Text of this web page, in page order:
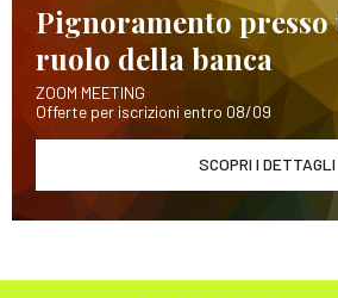
Pignoramento presso
ruolo della banca
ZOOM MEETING
Offerte per iscrizioni entro 08/09
SCOPRI I DETTAGLI